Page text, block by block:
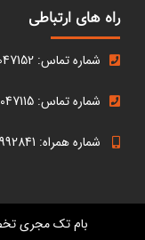
راه های ارتباطی
شماره تماس: 02122047152
شماره تماس: 02122047115
شماره همراه: 09124992841
بام تک مجری